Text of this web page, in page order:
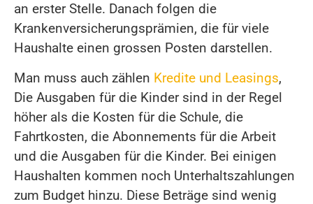
an erster Stelle. Danach folgen die
Krankenversicherungsprämien, die für viele
Haushalte einen grossen Posten darstellen.
Man muss auch zählen Kredite und Leasings,
Die Ausgaben für die Kinder sind in der Regel
höher als die Kosten für die Schule, die
Fahrtkosten, die Abonnements für die Arbeit
und die Ausgaben für die Kinder. Bei einigen
Haushalten kommen noch Unterhaltszahlungen
zum Budget hinzu. Diese Beträge sind wenig